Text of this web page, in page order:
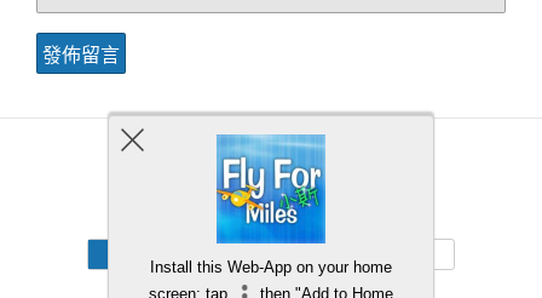
Back to top
Install this Web-App on your home
screen: tap
then "Add to Home